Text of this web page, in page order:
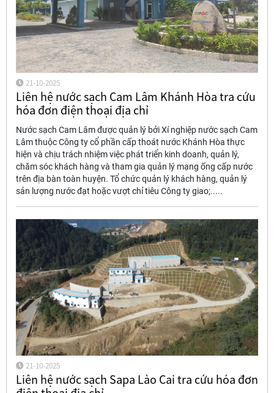
21-10-2025
Liên hệ nước sạch Cam Lâm Khánh Hòa tra cứu
hóa đơn điện thoại địa chỉ
Nước sạch Cam Lâm được quản lý bởi Xí nghiệp nước sạch Cam
Lâm thuộc Công ty cổ phần cấp thoát nước Khánh Hòa thực
hiện và chịu trách nhiệm việc phát triển kinh doanh, quản lý,
chăm sóc khách hàng và tham gia quản lý mạng ống cấp nước
trên địa bàn toàn huyện. Tổ chức quản lý khách hàng, quản lý
sản lượng nước đạt hoặc vượt chỉ tiêu Công ty giao;.....
21-10-2025
Liên hệ nước sạch Sapa Lào Cai tra cứu hóa đơn